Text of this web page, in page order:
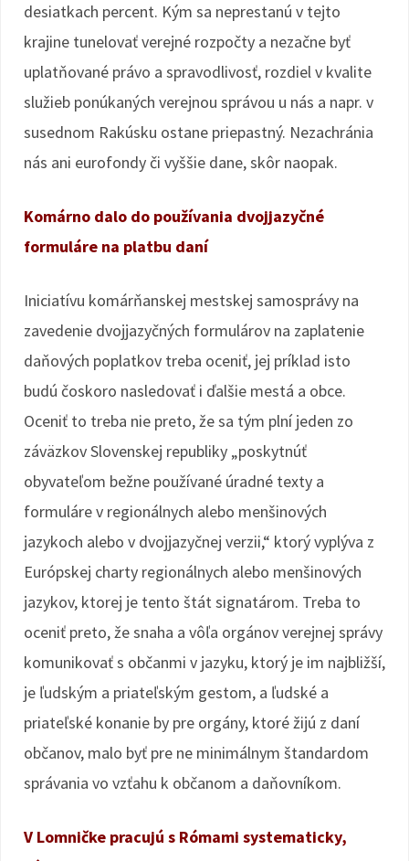
desiatkach percent. Kým sa neprestanú v tejto
krajine tunelovať verejné rozpočty a nezačne byť
uplatňované právo a spravodlivosť, rozdiel v kvalite
služieb ponúkaných verejnou správou u nás a napr. v
susednom Rakúsku ostane priepastný. Nezachránia
nás ani eurofondy či vyššie dane, skôr naopak.
Komárno dalo do používania dvojjazyčné
formuláre na platbu daní
Iniciatívu komárňanskej mestskej samosprávy na
zavedenie dvojjazyčných formulárov na zaplatenie
daňových poplatkov treba oceniť, jej príklad isto
budú čoskoro nasledovať i ďalšie mestá a obce.
Oceniť to treba nie preto, že sa tým plní jeden zo
záväzkov Slovenskej republiky „poskytnúť
obyvateľom bežne používané úradné texty a
formuláre v regionálnych alebo menšinových
jazykoch alebo v dvojjazyčnej verzii,“ ktorý vyplýva z
Európskej charty regionálnych alebo menšinových
jazykov, ktorej je tento štát signatárom. Treba to
oceniť preto, že snaha a vôľa orgánov verejnej správy
komunikovať s občanmi v jazyku, ktorý je im najbližší,
je ľudským a priateľským gestom, a ľudské a
priateľské konanie by pre orgány, ktoré žijú z daní
občanov, malo byť pre ne minimálnym štandardom
správania vo vzťahu k občanom a daňovníkom.
V Lomničke pracujú s Rómami systematicky,